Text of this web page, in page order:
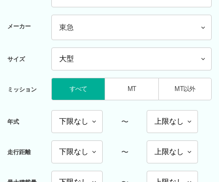
メーカー 東急
サイズ
ミッション すべて MT MT以外
年式 〜
走行距離 〜